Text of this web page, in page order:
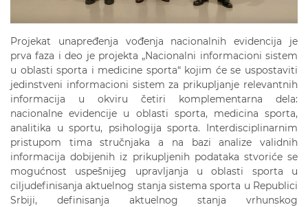
Projekat unapređenja vođenja nacionalnih evidencija je
prva faza i deo je projekta „Nacionalni informacioni sistem
u oblasti sporta i medicine sporta“ kojim će se uspostaviti
jedinstveni informacioni sistem za prikupljanje relevantnih
informacija u okviru četiri komplementarna dela:
nacionalne evidencije u oblasti sporta, medicina sporta,
analitika u sportu, psihologija sporta. Interdisciplinarnim
pristupom tima stručnjaka a na bazi analize validnih
informacija dobijenih iz prikupljenih podataka stvoriće se
mogućnost uspešnijeg upravljanja u oblasti sporta u
ciljudefinisanja aktuelnog stanja sistema sporta u Republici
Srbiji, definisanja aktuelnog stanja vrhunskog